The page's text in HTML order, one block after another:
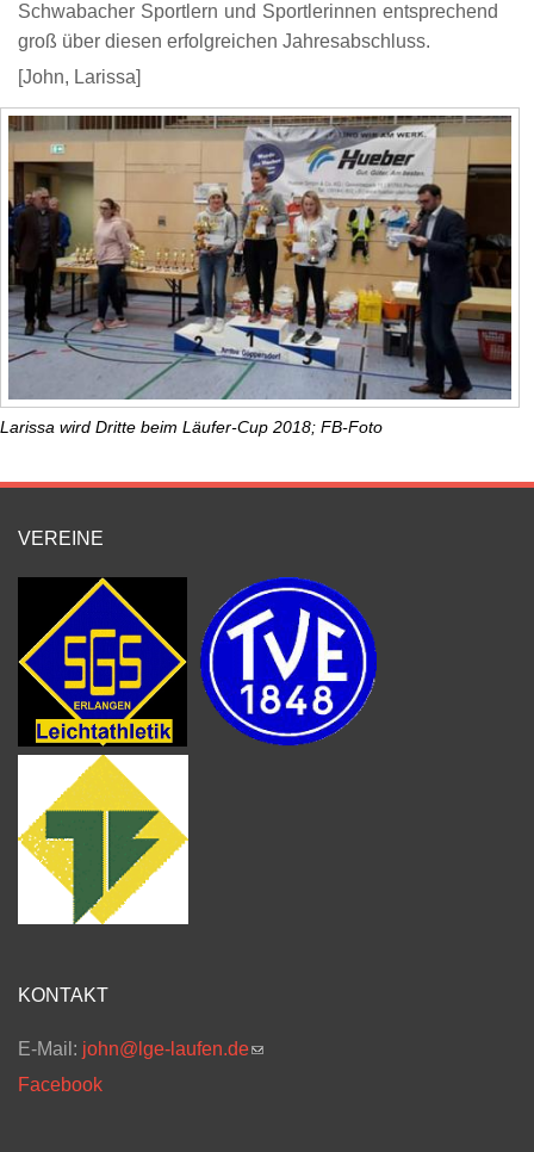
Schwabacher Sportlern und Sportlerinnen entsprechend
groß über diesen erfolgreichen Jahresabschluss.
[John, Larissa]
Larissa wird Dritte beim Läufer-Cup 2018; FB-Foto
VEREINE
KONTAKT
E-Mail: john@lge-laufen.de(link sends e-mail)
Facebook